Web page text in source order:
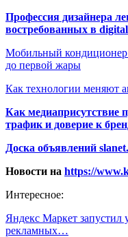
Профессия дизайнера
востребованных в
Мобильный кондиционер
до первой жары
Как технологии меняют
Как медиаприсутствие
трафик и доверие к
Доска объявлений
Новости на https://
Интересное:
Яндекс Маркет
рекламных…